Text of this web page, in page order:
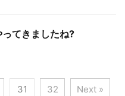
てきましたね?
31 32 Next »